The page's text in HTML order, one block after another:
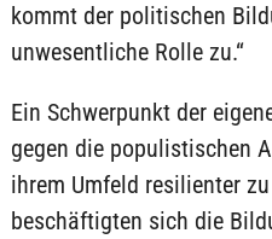
kommt der politischen
unwesentliche Rolle zu.“
Ein Schwerpunkt der
gegen die populistischen
ihrem Umfeld resilienter
beschäftigten sich die